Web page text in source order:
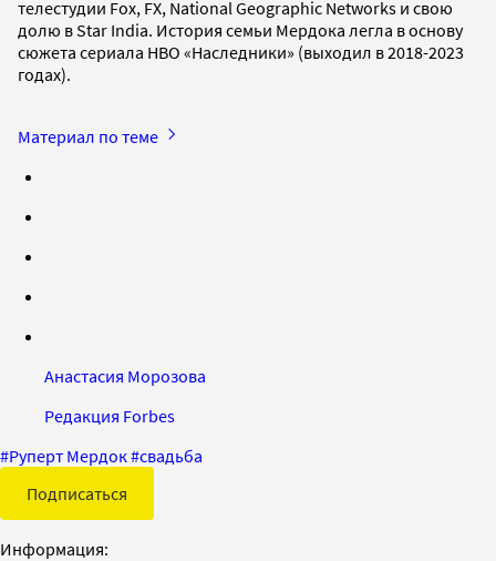
телестудии Fox, FX, National Geographic Networks и свою
долю в Star India. История семьи Мердока легла в основу
сюжета сериала HBO «Наследники» (выходил в 2018-2023
годах).
Материал по теме
Анастасия Морозова
Редакция Forbes
#Руперт Мердок#свадьба
Подписаться
Информация: